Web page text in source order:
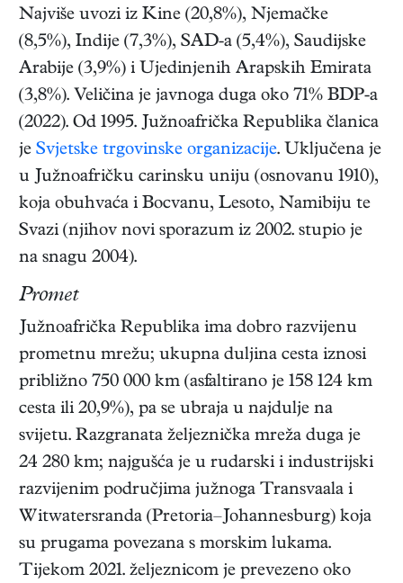
Najviše uvozi iz Kine (20,8%), Njemačke
(8,5%), Indije (7,3%), SAD-a (5,4%), Saudijske
Arabije (3,9%) i Ujedinjenih Arapskih Emirata
(3,8%). Veličina je javnoga duga oko 71% BDP-a
(2022). Od 1995. Južnoafrička Republika članica
je Svjetske trgovinske organizacije. Uključena je
u Južnoafričku carinsku uniju (osnovanu 1910),
koja obuhvaća i Bocvanu, Lesoto, Namibiju te
Svazi (njihov novi sporazum iz 2002. stupio je
na snagu 2004).
Promet
Južnoafrička Republika ima dobro razvijenu
prometnu mrežu; ukupna duljina cesta iznosi
približno 750 000 km (asfaltirano je 158 124 km
cesta ili 20,9%), pa se ubraja u najdulje na
svijetu. Razgranata željeznička mreža duga je
24 280 km; najgušća je u rudarski i industrijski
razvijenim područjima južnoga Transvaala i
Witwatersranda (Pretoria–Johannesburg) koja
su prugama povezana s morskim lukama.
Tijekom 2021. željeznicom je prevezeno oko